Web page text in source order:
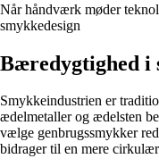
Når håndværk møder
smykkedesign
Bæredygtighed i
Smykkeindustrien er
ædelmetaller og ædelsten
vælge genbrugssmykker
bidrager til en mere